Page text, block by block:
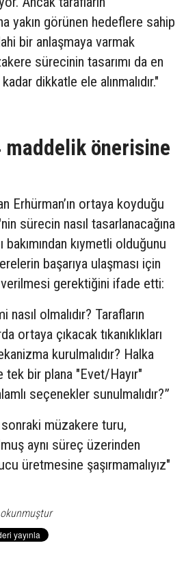
yakın görünen hedeflere sahip
bir anlaşmaya varmak
sürecinin tasarımı da en
dikkatle ele alınmalıdır."
maddelik önerisine
Erhürman’ın ortaya koyduğu
sürecin nasıl tasarlanacağına
bakımından kıymetli olduğunu
başarıya ulaşması için
gerektiğini ifade etti:
olmalıdır? Tarafların
ortaya çıkacak tıkanıklıkları
kurulmalıdır? Halka
tek bir plana "Evet/Hayır"
seçenekler sunulmalıdır?”
müzakere turu,
aynı süreç üzerinden
üretmesine şaşırmamalıyız"